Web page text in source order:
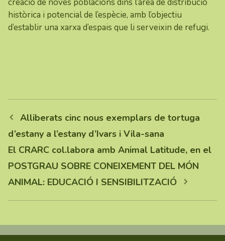
històrica i potencial de l’espècie, amb l’objectiu
d’establir una xarxa d’espais que li serveixin de refugi.
Alliberats cinc nous exemplars de tortuga
d’estany a l’estany d’Ivars i Vila-sana
El CRARC col.labora amb Animal Latitude, en el
POSTGRAU SOBRE CONEIXEMENT DEL MÓN
ANIMAL: EDUCACIÓ I SENSIBILITZACIÓ